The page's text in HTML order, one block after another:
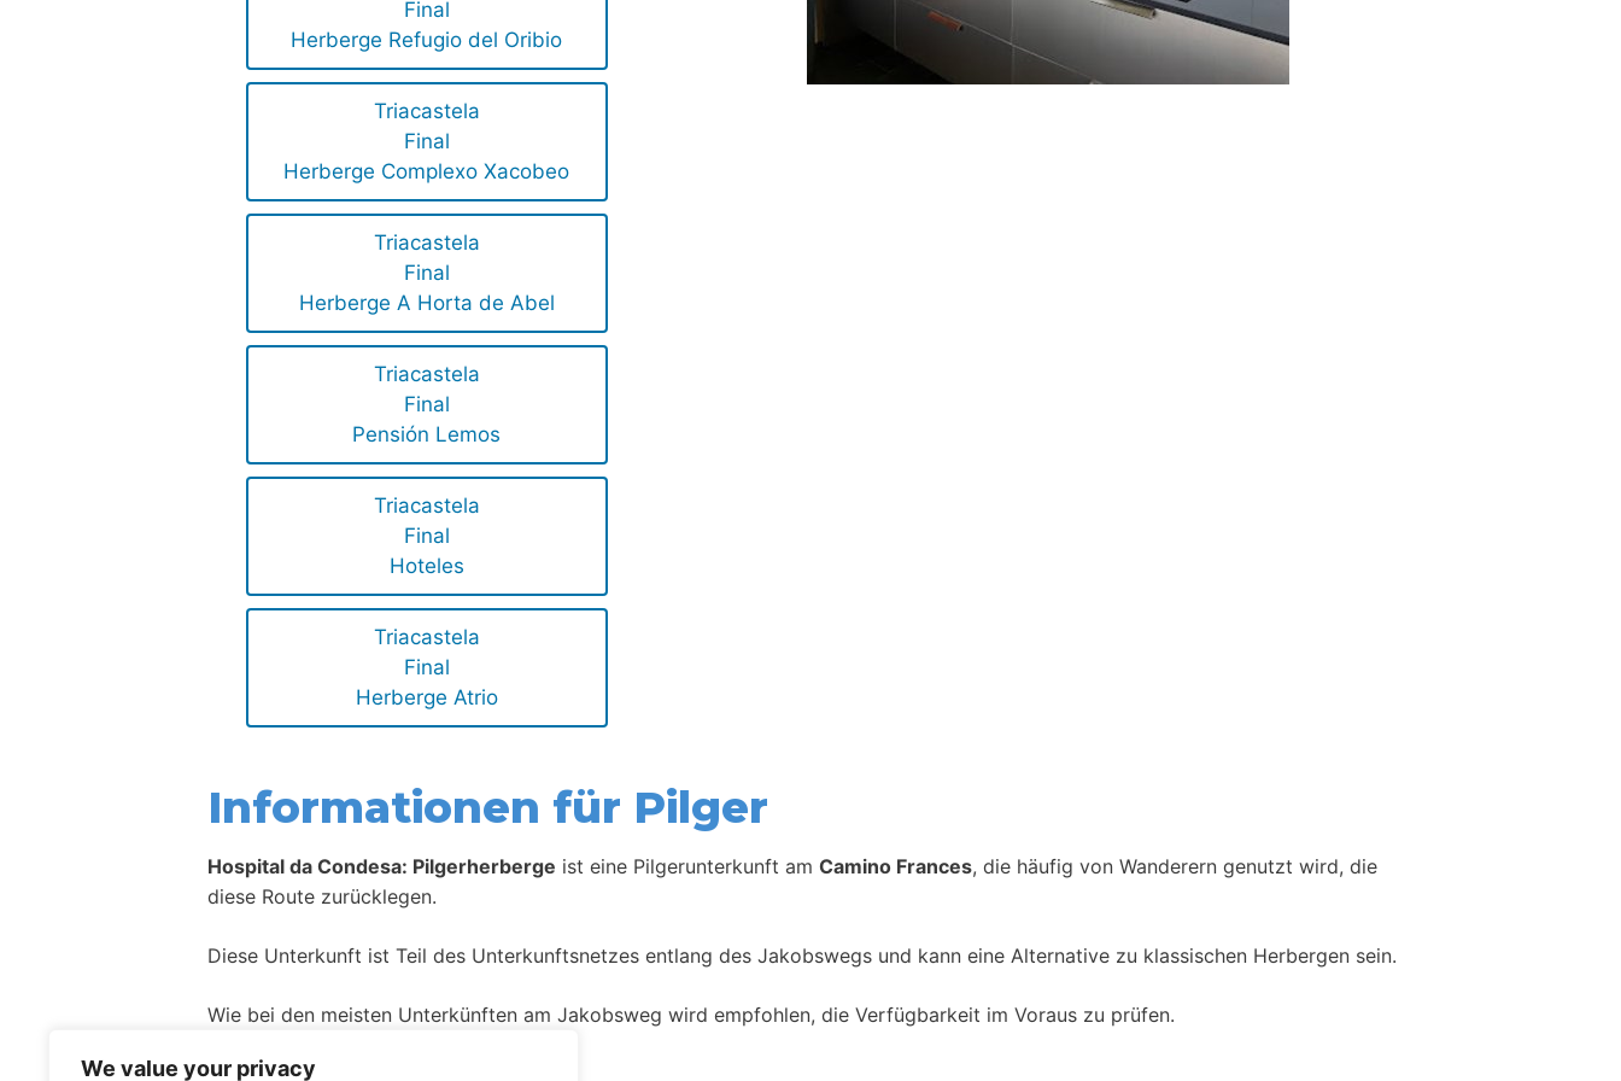
We value your privacy
Final
Herberge Refugio del Oribio
Triacastela
Final
Herberge Complexo Xacobeo
Triacastela
Final
Herberge A Horta de Abel
Triacastela
Final
Pensión Lemos
Triacastela
Final
Hoteles
Triacastela
Final
Herberge Atrio
Informationen für Pilger
Hospital da Condesa: Pilgerherberge ist eine Pilgerunterkunft am Camino Frances, die häufig von Wanderern genutzt wird, die
diese Route zurücklegen.
Diese Unterkunft ist Teil des Unterkunftsnetzes entlang des Jakobswegs und kann eine Alternative zu klassischen Herbergen sein.
Wie bei den meisten Unterkünften am Jakobsweg wird empfohlen, die Verfügbarkeit im Voraus zu prüfen.